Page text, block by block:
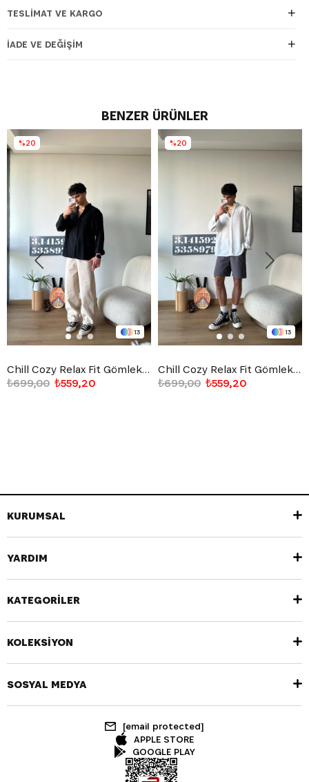
TESLIMAT VE KARGO
İADE VE DEĞIŞIM
BENZER ÜRÜNLER
13
Chill Cozy Relax Fit Gömlek Siyah
₺559,20
₺699,00
%20
13
Chill Cozy Relax Fit Gömlek Beyaz
₺559,20
₺699,00
%20
KURUMSAL
YARDIM
KATEGORİLER
KOLEKSİYON
SOSYAL MEDYA
[email protected]
APPLE STORE
GOOGLE PLAY